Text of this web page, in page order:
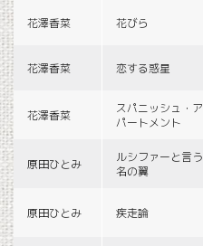
花澤香菜 花びら
花澤香菜 恋する惑星
花澤香菜
スパニッシュ・ア
パートメント
原田ひとみ
ルシファーと言う
名の翼
原田ひとみ 疾走論